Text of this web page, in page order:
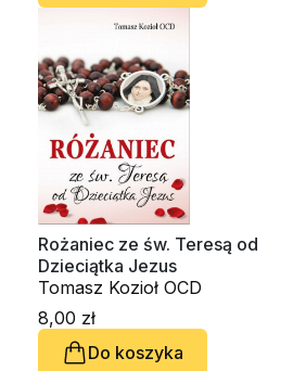
Rożaniec ze św. Teresą od
Dzieciątka Jezus
Tomasz Kozioł OCD
8,00 zł
Do koszyka